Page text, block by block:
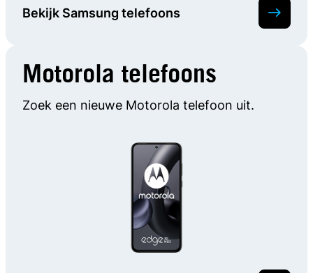
Bekijk Samsung telefoons
Motorola telefoons
Zoek een nieuwe Motorola telefoon uit.